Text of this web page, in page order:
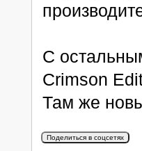
С
Crimson
Там же